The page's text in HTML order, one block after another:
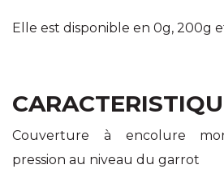
Elle est disponible en 0g, 200g
Couverture à encolure
pression au niveau du garrot